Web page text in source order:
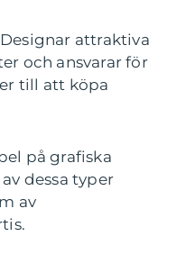
attraktiva
och ansvarar för
till att köpa
på grafiska
dessa typer
av